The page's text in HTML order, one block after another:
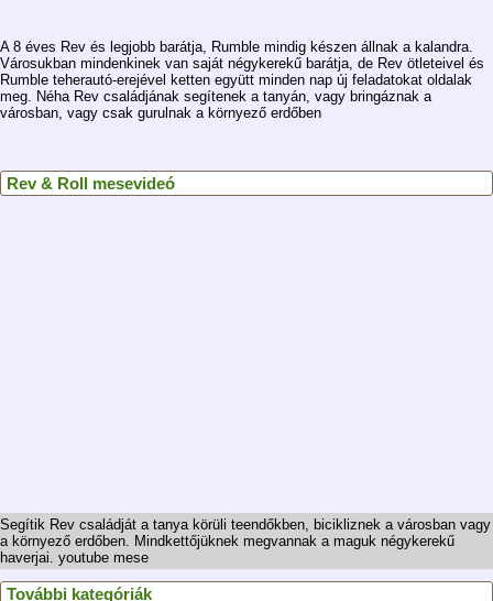
A 8 éves Rev és legjobb barátja, Rumble mindig készen állnak a kalandra.
Városukban mindenkinek van saját négykerekű barátja, de Rev ötleteivel és
Rumble teherautó-erejével ketten együtt minden nap új feladatokat oldalak
meg. Néha Rev családjának segítenek a tanyán, vagy bringáznak a
városban, vagy csak gurulnak a környező erdőben
Rev & Roll mesevideó
Segítik Rev családját a tanya körüli teendőkben, bicikliznek a városban vagy
a környező erdőben. Mindkettőjüknek megvannak a maguk négykerekű
haverjai. youtube mese
További kategóriák